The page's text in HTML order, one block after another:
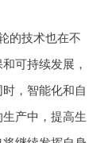
的技术也在不
可持续发展，
，智能化和自
产中，提高生